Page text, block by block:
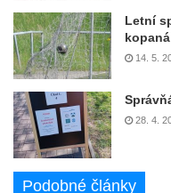
Letní
kopaná
14. 5.
28. 4.
Podobné články